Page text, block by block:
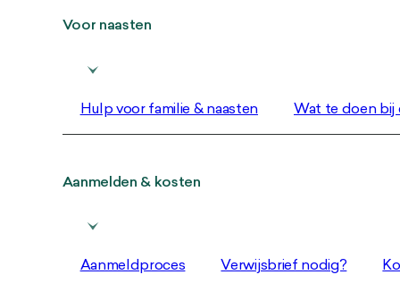
Voor naasten
Hulp voor familie & naasten Wat te doen bij
Aanmelden & kosten
Aanmeldproces Verwijsbrief nodig?